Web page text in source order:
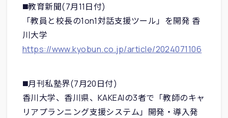
◼️教育新聞(7月11日付)
「教員と校長の1on1対話支援ツール」を開発 香
川大学
https://www.kyobun.co.jp/article/2024071106
◼️月刊私塾界(7月20日付)
香川大学、香川県、KAKEAIの3者で「教師のキャ
リアプランニング支援システム」開発・導入発